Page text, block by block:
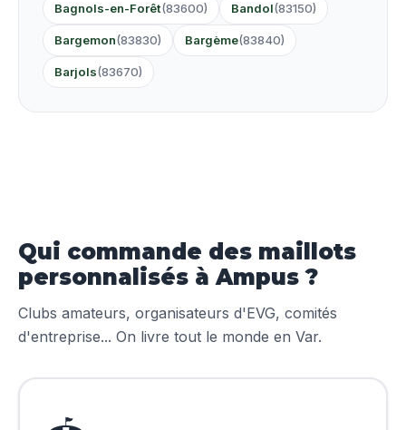
Bagnols-en-Forêt(83600) Bandol(83150)
Bargemon(83830) Bargème(83840)
Barjols(83670)
Qui commande des maillots
personnalisés à Ampus ?
Clubs amateurs, organisateurs d'EVG, comités
d'entreprise... On livre tout le monde en Var.